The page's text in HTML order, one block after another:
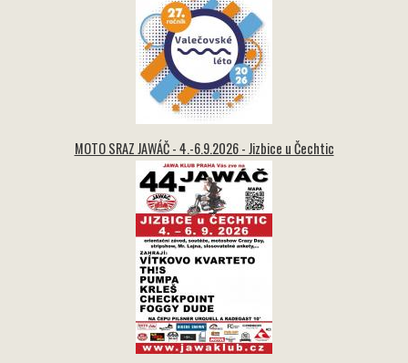
MOTO SRAZ JAWÁČ - 4.-6.9.2026 - Jizbice u Čechtic